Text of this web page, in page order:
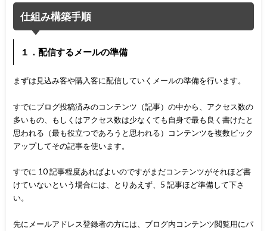
仕組み構築手順
１．配信するメールの準備
まずは見込み客や購入客に配信していくメールの準備を行います。
すでにブログ投稿済みのコンテンツ（記事）の中から、アクセス数の
多いもの、もしくはアクセス数は少なくても自身で最も良く書けたと
思われる（最も役立つであろうと思われる）コンテンツを複数ピック
アップしてその記事を使います。
すでに 10 記事程度あればよいのですがまだコンテンツがそれほど書
けていないという場合には、とりあえず、5 記事ほど準備して下さ
い。
先にメールアドレス登録者の方には、ブログ内コンテンツ閲覧用にパ